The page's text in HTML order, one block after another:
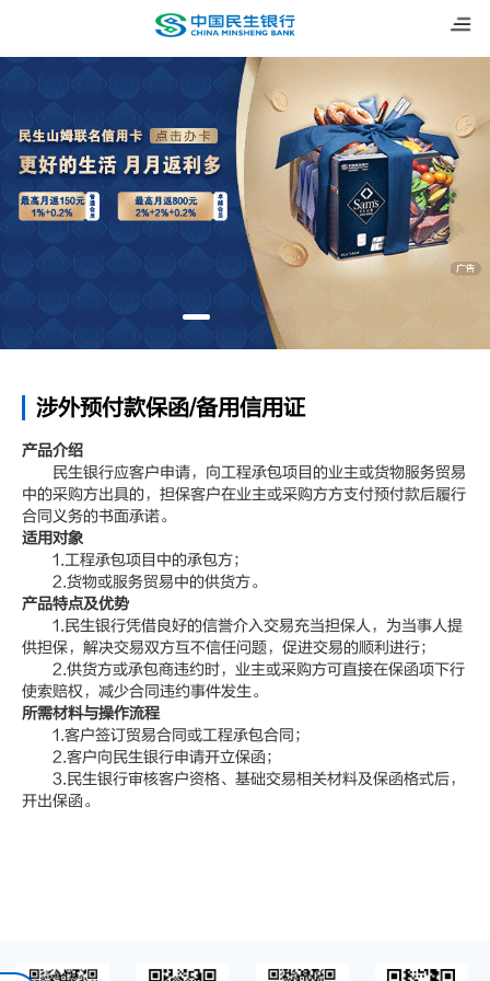
涉外预付款保函/备用信用证
产品介绍
民生银行应客户申请，向工程承包项目的业主或货物服务贸易
中的采购方出具的，担保客户在业主或采购方方支付预付款后履行
合同义务的书面承诺。
适用对象
1.工程承包项目中的承包方；
2.货物或服务贸易中的供货方。
产品特点及优势
1.民生银行凭借良好的信誉介入交易充当担保人，为当事人提
供担保，解决交易双方互不信任问题，促进交易的顺利进行；
2.供货方或承包商违约时，业主或采购方可直接在保函项下行
使索赔权，减少合同违约事件发生。
所需材料与操作流程
1.客户签订贸易合同或工程承包合同；
2.客户向民生银行申请开立保函；
3.民生银行审核客户资格、基础交易相关材料及保函格式后，
开出保函。